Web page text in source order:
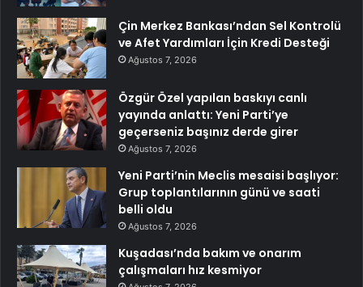
Çin Merkez Bankası’ndan Sel Kontrolü
ve Afet Yardımları İçin Kredi Desteği
Ağustos 7, 2026
Özgür Özel yapılan baskıyı canlı
yayında anlattı: Yeni Parti’ye
geçerseniz başınız derde girer
Ağustos 7, 2026
Yeni Parti’nin Meclis mesaisi başlıyor:
Grup toplantılarının günü ve saati
belli oldu
Ağustos 7, 2026
Kuşadası’nda bakım ve onarım
çalışmaları hız kesmiyor